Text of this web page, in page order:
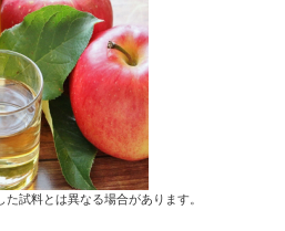
試料とは異なる場合があります。